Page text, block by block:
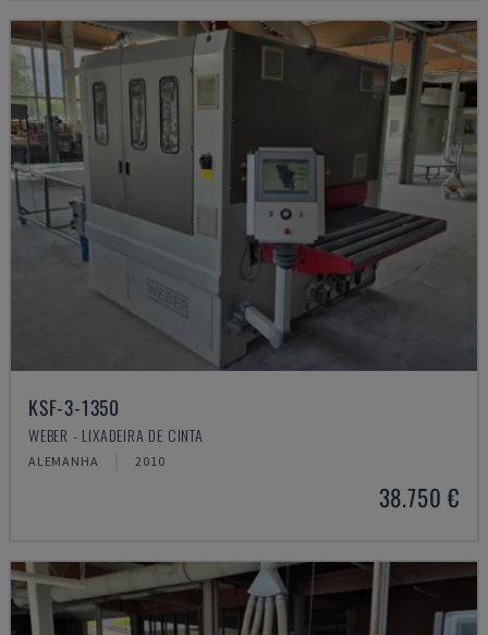
KSF-3-1350
WEBER - LIXADEIRA DE CINTA
ALEMANHA 2010
38.750 €